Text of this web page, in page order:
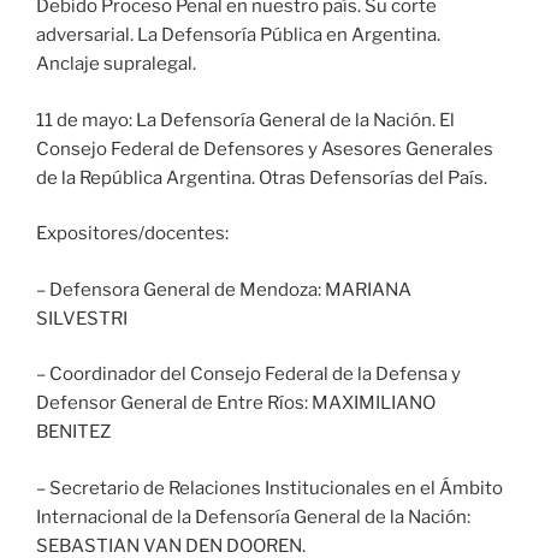
Debido Proceso Penal en nuestro país. Su corte
adversarial. La Defensoría Pública en Argentina.
Anclaje supralegal.
11 de mayo: La Defensoría General de la Nación. El
Consejo Federal de Defensores y Asesores Generales
de la República Argentina. Otras Defensorías del País.
Expositores/docentes:
– Defensora General de Mendoza: MARIANA
SILVESTRI
– Coordinador del Consejo Federal de la Defensa y
Defensor General de Entre Ríos: MAXIMILIANO
BENITEZ
– Secretario de Relaciones Institucionales en el Ámbito
Internacional de la Defensoría General de la Nación:
SEBASTIAN VAN DEN DOOREN.